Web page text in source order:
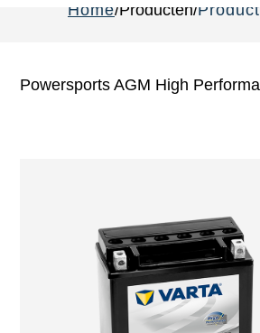
Home Producten Product
Powersports AGM High